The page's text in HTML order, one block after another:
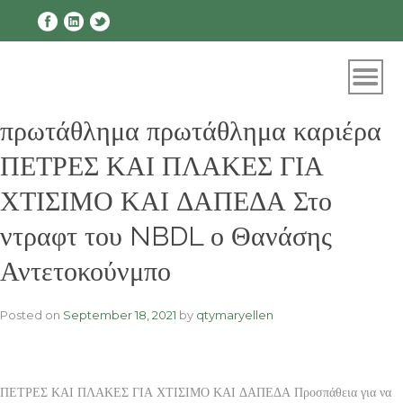
πρωτάθλημα πρωτάθλημα καριέρα
ΠΕΤΡΕΣ ΚΑΙ ΠΛΑΚΕΣ ΓΙΑ
ΧΤΙΣΙΜΟ ΚΑΙ ΔΑΠΕΔΑ Στο
ντραφτ του NBDL ο Θανάσης
Αντετοκούνμπο
Posted on September 18, 2021 by qtymaryellen
ΠΕΤΡΕΣ ΚΑΙ ΠΛΑΚΕΣ ΓΙΑ ΧΤΙΣΙΜΟ ΚΑΙ ΔΑΠΕΔΑ Προσπάθεια για να